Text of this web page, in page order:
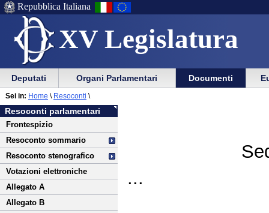
XV Legislatura
Menu
di
ausilio
alla
navigazione
Vai
Menu
di
navigazione
principale
Repubblica Italiana
Menu
di
navigazione
principale
Vai
menu
di
sezione
Deputati Organi Parlamentari Documenti
Vai
al
contenuto
Resoconti parlamentari
Frontespizio
Resoconto sommario
Resoconto stenografico
Votazioni elettroniche
Allegato A
Allegato B
Sei in: Home \ Resoconti \
...